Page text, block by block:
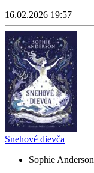
16.02.2026 19:57
Snehové dievča
Sophie Anderson